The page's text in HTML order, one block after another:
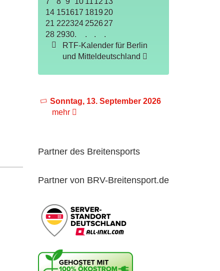
14 151617 1819 20
21 222324 2526 27
28 2930. . .
.
RTF-Kalender für Berlin
und Mitteldeutschland
Sonntag, 13. September 2026
mehr
Partner des Breitensports
Partner von BRV-Breitensport.de